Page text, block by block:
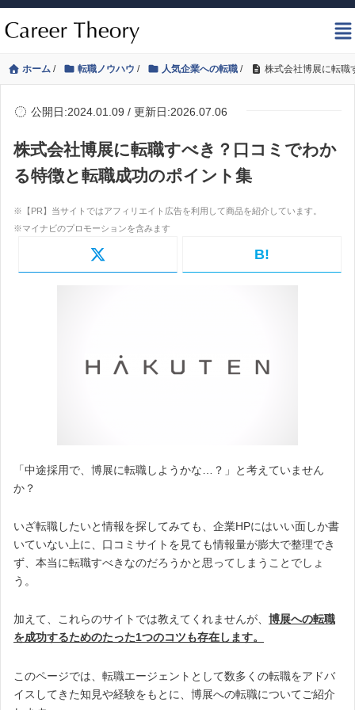
ホーム / 転職ノウハウ / 人気企業への転職 / 株式会社博展に転職
公開日:2024.01.09 / 更新日:2026.07.06
株式会社博展に転職すべき？口コミでわか
る特徴と転職成功のポイント集
B!
「中途採用で、博展に転職しようかな…？」と考えていません
か？
いざ転職したいと情報を探してみても、企業HPにはいい面しか書
いていない上に、口コミサイトを見ても情報量が膨大で整理でき
ず、本当に転職すべきなのだろうかと思ってしまうことでしょ
う。
加えて、これらのサイトでは教えてくれませんが、 博展への転職
を成功するためのたった1つのコツも存在します。
このページでは、転職エージェントとして数多くの転職をアドバ
イスしてきた知見や経験をもとに、博展への転職についてご紹介